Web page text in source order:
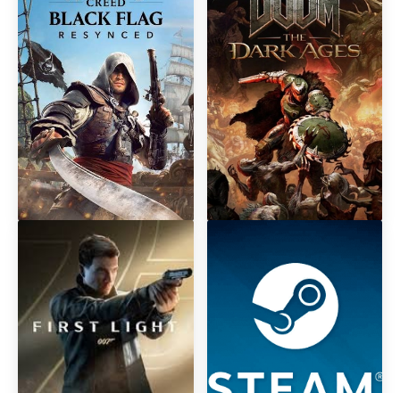
Assаssin's Creed Black Flag
Resynced
DOOM: The Dark Ages
Premium Edition + DLC
Revelations